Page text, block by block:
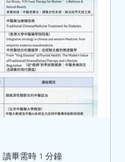
讀畢需時 1 分鐘